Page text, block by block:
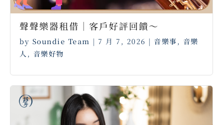
聲聲樂器租借｜客戶好評回饋～ ⠀
by Soundie Team | 7 月 7, 2026 | 音樂事, 音樂
人 , 音樂好物